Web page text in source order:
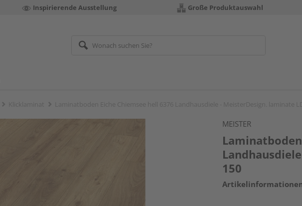
Inspirierende Ausstellung Große Produktauswahl
MEISTER
150